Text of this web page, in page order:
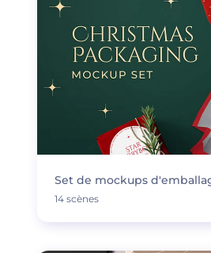
Set de mockups
14 scènes